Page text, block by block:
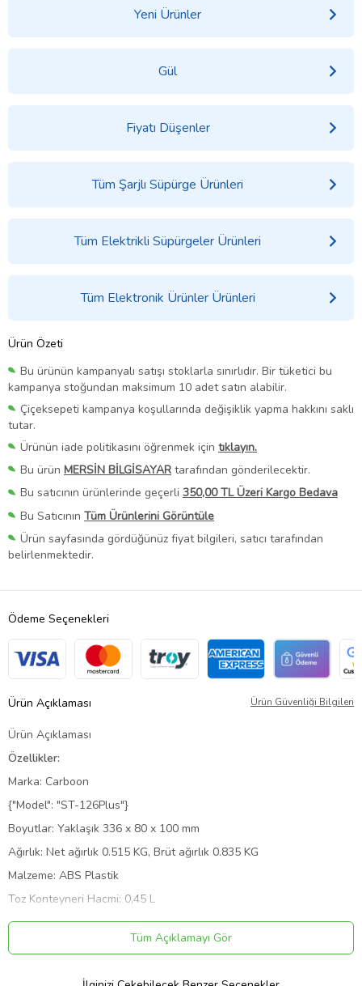
Yeni Ürünler
Gül
Fiyatı Düşenler
Tüm Şarjlı Süpürge Ürünleri
Tüm Elektrikli Süpürgeler Ürünleri
Tüm Elektronik Ürünler Ürünleri
Ürün Özeti
Bu ürünün kampanyalı satışı stoklarla sınırlıdır. Bir tüketici bu
kampanya stoğundan maksimum 10 adet satın alabilir.
Çiçeksepeti kampanya koşullarında değişiklik yapma hakkını saklı
tutar.
Ürünün iade politikasını öğrenmek için tıklayın.
Bu ürün MERSİN BİLGİSAYAR tarafından gönderilecektir.
Bu satıcının ürünlerinde geçerli 350,00 TL Üzeri Kargo Bedava
Bu Satıcının Tüm Ürünlerini Görüntüle
Ürün sayfasında gördüğünüz fiyat bilgileri, satıcı tarafından
belirlenmektedir.
Ödeme Seçenekleri
Ürün Açıklaması Ürün Güvenliği Bilgileri
Ürün Açıklaması
Özellikler:
Marka: Carboon
{"Model": "ST-126Plus"}
Boyutlar: Yaklaşık 336 x 80 x 100 mm
Ağırlık: Net ağırlık 0.515 KG, Brüt ağırlık 0.835 KG
Malzeme: ABS Plastik
Toz Konteyneri Hacmi: 0,45 L
LED Işık: Donanımlı
Şarj Arayüzü: DC5V-2A (Type-C Bağlantı Noktası)
Tüm Açıklamayı Gör